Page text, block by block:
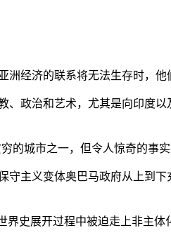
经济的联系将无法生存时，他
、政治和艺术，尤其是向印度
的城市之一，但令人惊奇的事
守主义变体奥巴马政府从上到
界史展开过程中被迫走上非主